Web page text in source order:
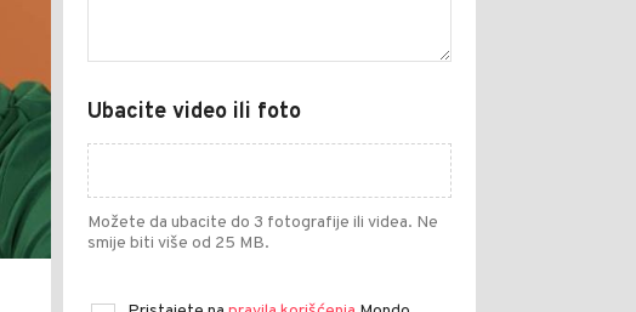
Ubacite video ili foto
Možete da ubacite do 3 fotografije ili videa. Ne
smije biti više od 25 MB.